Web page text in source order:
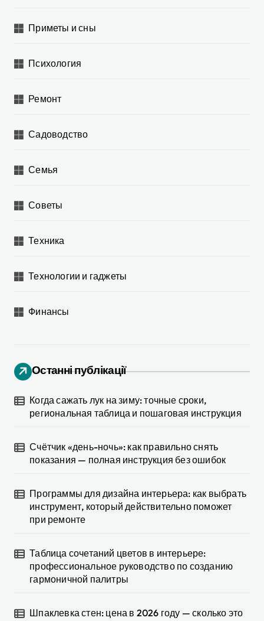
Приметы и сны
Психология
Ремонт
Садоводство
Семья
Советы
Техника
Технологии и гаджеты
Финансы
Останні публікації
Когда сажать лук на зиму: точные сроки,
региональная таблица и пошаговая инструкция
Счётчик «день-ночь»: как правильно снять
показания — полная инструкция без ошибок
Программы для дизайна интерьера: как выбрать
инструмент, который действительно поможет
при ремонте
Таблица сочетаний цветов в интерьере:
профессиональное руководство по созданию
гармоничной палитры
Шпаклевка стен: цена в 2026 году — сколько это